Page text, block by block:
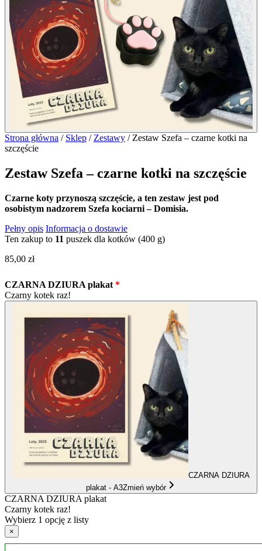
Strona główna / Sklep / Zestawy /Zestaw Szefa – czarne kotki na
szczęście
Zestaw Szefa – czarne kotki na szczęście
Czarne koty przynoszą szczęście, a ten zestaw jest pod
osobistym nadzorem Szefa kociarni – Domisia.
Pełny opis Informacja o dostawie
Ten zakup to 11 puszek dla kotków (400 g)
85,00 zł
CZARNA DZIURA plakat
Czarny kotek raz!
CZARNA DZIURA
plakat - A3Zmień wybór
CZARNA DZIURA plakat
Czarny kotek raz!
Wybierz 1 opcję z listy
×